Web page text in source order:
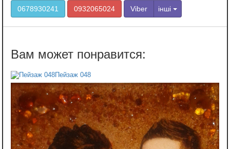
0678930241 0932065024 Viber інші
Пейзаж 048